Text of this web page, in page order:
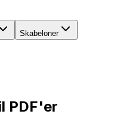
Skabeloner
PDF'er